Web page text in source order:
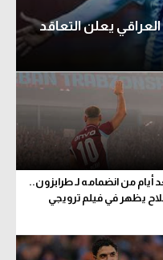
يعلن التعاقد
أيام من انضمامه لـ طرابزون..
يظهر في فيلم ترويجي